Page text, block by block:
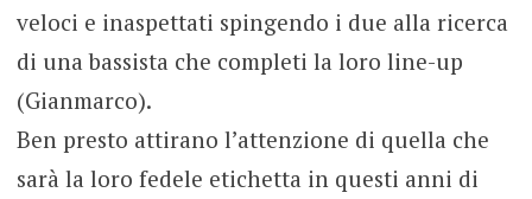
veloci e inaspettati spingendo i due alla ricerca
di una bassista che completi la loro line-up
(Gianmarco).
Ben presto attirano l’attenzione di quella che
sarà la loro fedele etichetta in questi anni di